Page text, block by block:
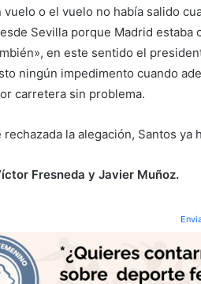
vuelo o el vuelo no había salido
Sevilla porque Madrid
en este sentido el
ningún impedimento cuando
carretera sin problema.
rechazada la alegación, Santos
Fresneda y Javier Muñoz.